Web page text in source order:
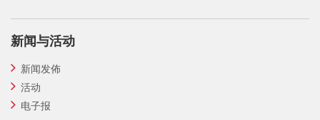
新闻与活动
新闻发佈
活动
电子报